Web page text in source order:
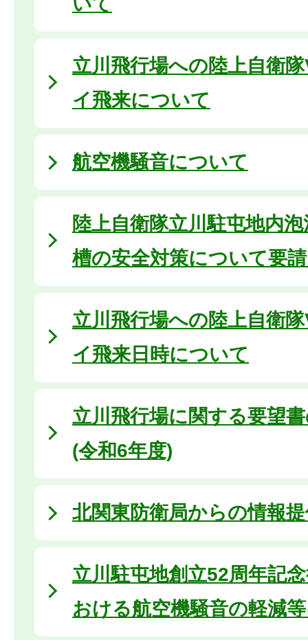
立川飛行場への陸上自衛
イ飛来について
航空機騒音について
陸上自衛隊立川駐屯地内
槽の安全対策について要
立川飛行場への陸上自衛
イ飛来日時について
立川飛行場に関する要望
(令和6年度)
北関東防衛局からの情報
立川駐屯地創立52周年記
おける航空機騒音の軽減